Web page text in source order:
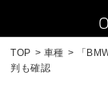
TOP 車種
「
判も確認